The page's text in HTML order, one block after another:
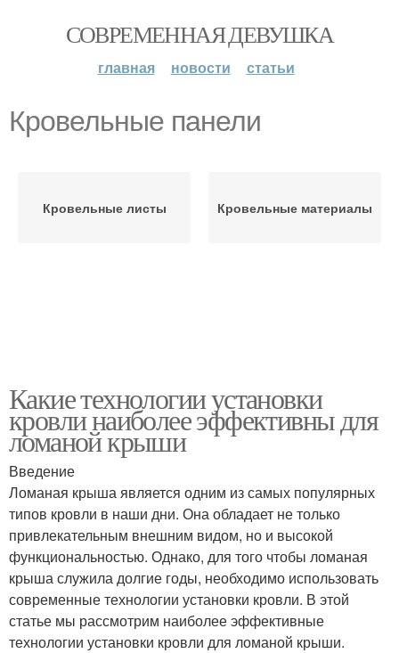
СОВРЕМЕННАЯ ДЕВУШКА
главная новости статьи
Кровельные панели
Кровельные листы Кровельные материалы
Какие технологии установки
кровли наиболее эффективны для
ломаной крыши
Введение
Ломаная крыша является одним из самых популярных
типов кровли в наши дни. Она обладает не только
привлекательным внешним видом, но и высокой
функциональностью. Однако, для того чтобы ломаная
крыша служила долгие годы, необходимо использовать
современные технологии установки кровли. В этой
статье мы рассмотрим наиболее эффективные
технологии установки кровли для ломаной крыши.